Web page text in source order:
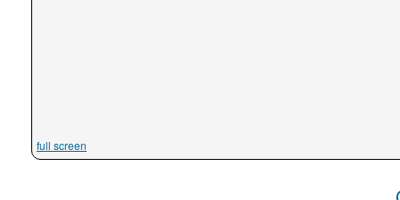
full screen